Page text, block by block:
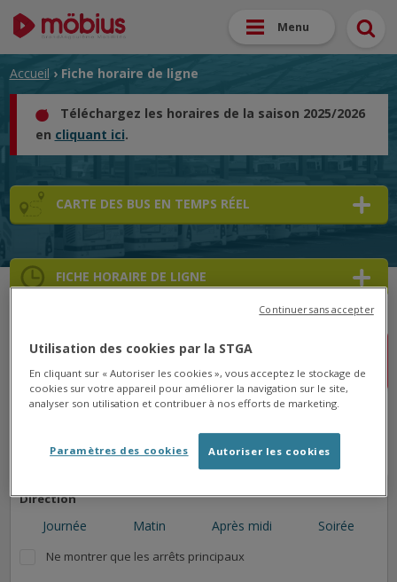
Menu
Accueil › Fiche horaire de ligne
Téléchargez les horaires de la saison 2025/2026
en cliquant ici.
CARTE DES BUS EN TEMPS RÉEL
FICHE HORAIRE DE LIGNE
Ligne 1 : Courses perturbées le lundi 19 mai
➜
➜
➜
➜
Direction
Journée Matin Après midi Soirée
Ne montrer que les arrêts principaux
Utilisation des cookies par la STGA
En cliquant sur « Autoriser les cookies », vous acceptez le stockage de
cookies sur votre appareil pour améliorer la navigation sur le site,
analyser son utilisation et contribuer à nos efforts de marketing.
Autoriser les cookies
Paramètres des cookies
Continuer sans accepter